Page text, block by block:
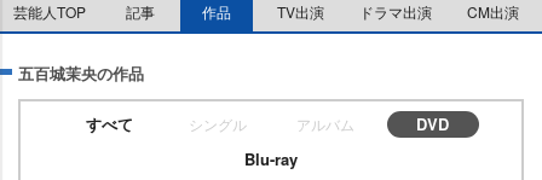
芸能人TOP 記事 作品 TV出演 ドラマ出演 CM出演
五百城茉央の作品
すべて シングル アルバム
DVD
Blu-ray